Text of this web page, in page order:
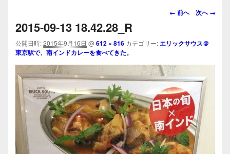
画
ビ
ー
シ
ョ
ン
← 前へ 次へ →
2015-09-13 18.42.28_R
公開日時:2015年9月16日 @612 × 816 カテゴリー:エリックサウス＠
東京駅で、南インドカレーを食べてきた。